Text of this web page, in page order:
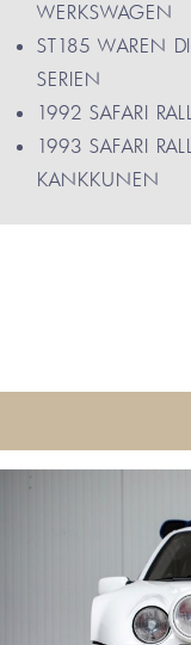
WERKSWAGEN
ST185 WAREN
SERIEN
1992 SAFARI
1993 SAFARI
KANKKUNEN